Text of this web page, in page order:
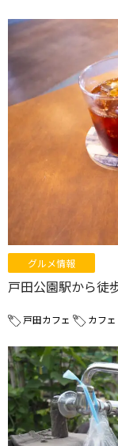
グルメ情報
戸田公園駅から徒
戸田カフェ カフェ